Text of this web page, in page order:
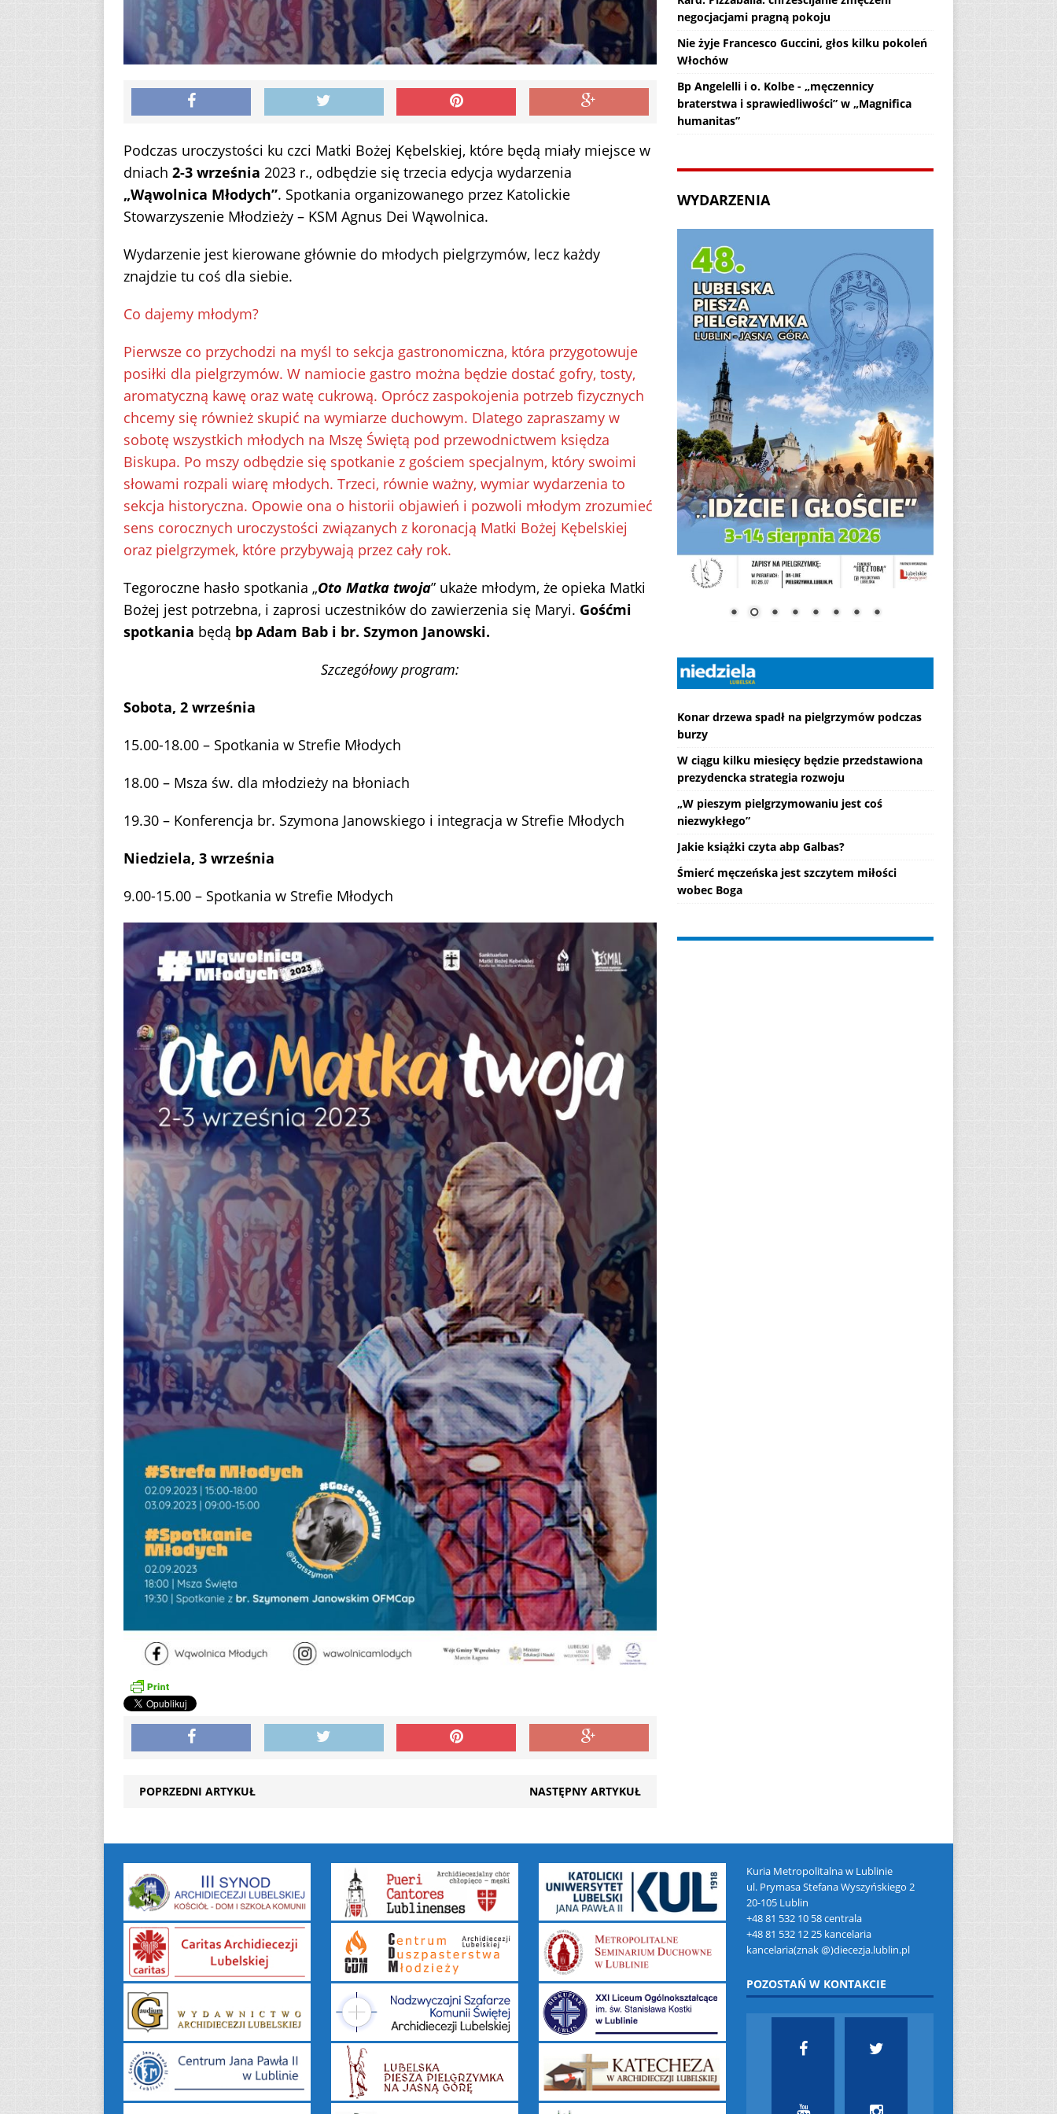
Podczas uroczystości ku czci Matki Bożej Kębelskiej, które będą miały miejsce w
dniach 2-3 września 2023 r., odbędzie się trzecia edycja wydarzenia
„Wąwolnica Młodych”. Spotkania organizowanego przez Katolickie
Stowarzyszenie Młodzieży – KSM Agnus Dei Wąwolnica.
Wydarzenie jest kierowane głównie do młodych pielgrzymów, lecz każdy
znajdzie tu coś dla siebie.
Co dajemy młodym?
Pierwsze co przychodzi na myśl to sekcja gastronomiczna, która przygotowuje
posiłki dla pielgrzymów. W namiocie gastro można będzie dostać gofry, tosty,
aromatyczną kawę oraz watę cukrową. Oprócz zaspokojenia potrzeb fizycznych
chcemy się również skupić na wymiarze duchowym. Dlatego zapraszamy w
sobotę wszystkich młodych na Mszę Świętą pod przewodnictwem księdza
Biskupa. Po mszy odbędzie się spotkanie z gościem specjalnym, który swoimi
słowami rozpali wiarę młodych. Trzeci, równie ważny, wymiar wydarzenia to
sekcja historyczna. Opowie ona o historii objawień i pozwoli młodym zrozumieć
sens corocznych uroczystości związanych z koronacją Matki Bożej Kębelskiej
oraz pielgrzymek, które przybywają przez cały rok.
Tegoroczne hasło spotkania „Oto Matka twoja” ukaże młodym, że opieka Matki
Bożej jest potrzebna, i zaprosi uczestników do zawierzenia się Maryi. Gośćmi
spotkania będą bp Adam Bab i br. Szymon Janowski.
Szczegółowy program:
Sobota, 2 września
15.00-18.00 – Spotkania w Strefie Młodych
18.00 – Msza św. dla młodzieży na błoniach
19.30 – Konferencja br. Szymona Janowskiego i integracja w Strefie Młodych
Niedziela, 3 września
9.00-15.00 – Spotkania w Strefie Młodych
POPRZEDNI ARTYKUŁ NASTĘPNY ARTYKUŁ
negocjacjami pragną pokoju
Nie żyje Francesco Guccini, głos kilku pokoleń
Włochów
Bp Angelelli i o. Kolbe - „męczennicy
braterstwa i sprawiedliwości” w „Magnifica
humanitas”
WYDARZENIA
Konar drzewa spadł na pielgrzymów podczas
burzy
W ciągu kilku miesięcy będzie przedstawiona
prezydencka strategia rozwoju
„W pieszym pielgrzymowaniu jest coś
niezwykłego”
Jakie książki czyta abp Galbas?
Śmierć męczeńska jest szczytem miłości
wobec Boga
Kuria Metropolitalna w Lublinie
ul. Prymasa Stefana Wyszyńskiego 2
20-105 Lublin
+48 81 532 10 58 centrala
+48 81 532 12 25 kancelaria
kancelaria(znak @)diecezja.lublin.pl
POZOSTAŃ W KONTAKCIE